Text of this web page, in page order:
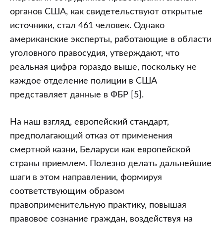
органов США, как свидетельствуют открытые
источники, стал 461 человек. Однако
американские эксперты, работающие в области
уголовного правосудия, утверждают, что
реальная цифра гораздо выше, поскольку не
каждое отделение полиции в США
представляет данные в ФБР [5].
На наш взгляд, европейский стандарт,
предполагающий отказ от применения
смертной казни, Беларуси как европейской
страны приемлем. Полезно делать дальнейшие
шаги в этом направлении, формируя
соответствующим образом
правоприменительную практику, повышая
правовое сознание граждан, воздействуя на